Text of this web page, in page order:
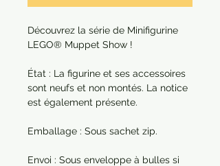
Découvrez la série de Minifigurine
LEGO® Muppet Show !
État : La figurine et ses accessoires
sont neufs et non montés. La notice
est également présente.
Emballage : Sous sachet zip.
Envoi : Sous enveloppe à bulles si